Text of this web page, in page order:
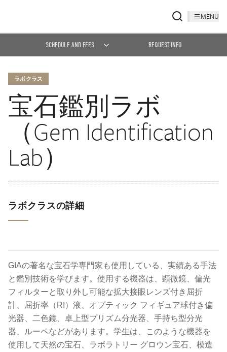
MENU
SCHEDULE AND FEES REQUEST INFO
ラボクラス
宝石鑑別ラボ
（Gem Identification
Lab）
ラボクラスの詳細
GIAの著名な宝石学専門家も使用している、実績ある手法
と鑑別技術を学びます。使用する機器は、顕微鏡、偏光
フィルターと取り外し可能な拡大接眼レンズ付き屈折
計、屈折率（RI）液、オプティック フィギュア球付き偏
光器、二色鏡、卓上型プリズム分光器、手持ち型分光
器、ルーペなどがあります。学生は、このような機器を
使用して天然の宝石、ラボラトリー グロウン宝石、模造